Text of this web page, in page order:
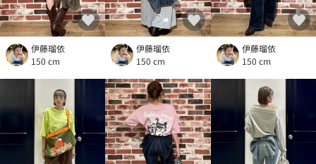
伊藤瑠依
150 cm
伊藤瑠依
150 cm
伊藤瑠依
150 cm